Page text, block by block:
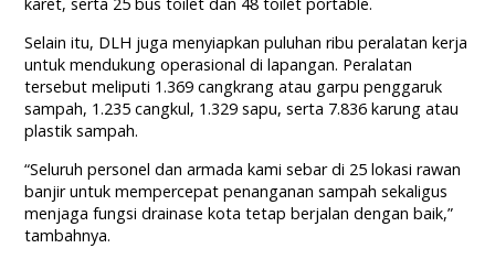
Selain itu, DLH juga menyiapkan puluhan ribu peralatan kerja
untuk mendukung operasional di lapangan. Peralatan
tersebut meliputi 1.369 cangkrang atau garpu penggaruk
sampah, 1.235 cangkul, 1.329 sapu, serta 7.836 karung atau
plastik sampah.
“Seluruh personel dan armada kami sebar di 25 lokasi rawan
banjir untuk mempercepat penanganan sampah sekaligus
menjaga fungsi drainase kota tetap berjalan dengan baik,”
tambahnya.